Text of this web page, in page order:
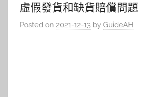
虛假發貨和缺貨賠償問題
Posted on 2021-12-13 by GuideAH